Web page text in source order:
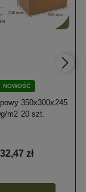
NOWOŚĆ
350x300x245
m2 20 szt.
32,47 zł